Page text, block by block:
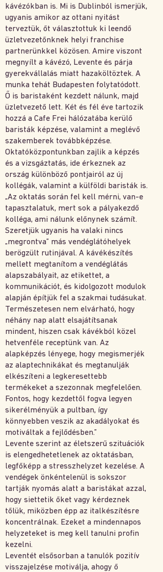
kávézókban is. Mi is Dublinból ismerjük,
ugyanis amikor az ottani nyitást
terveztük, őt választottuk ki leendő
üzletvezetőnknek helyi franchise
partnerünkkel közösen. Amire viszont
megnyílt a kávézó, Levente és párja
gyerekvállalás miatt hazaköltöztek. A
munka tehát Budapesten folytatódott.
Ő is baristaként kezdett nálunk, majd
üzletvezető lett. Két és fél éve tartozik
hozzá a Cafe Frei hálózatába kerülő
baristák képzése, valamint a meglévő
szakemberek továbbképzése.
Oktatóközpontunkban zajlik a képzés
és a vizsgáztatás, ide érkeznek az
ország különböző pontjairól az új
kollégák, valamint a külföldi baristák is.
„Az oktatás során fel kell mérni, van-e
tapasztalatuk, mert sok a pályakezdő
kolléga, ami nálunk előnynek számít.
Szeretjük ugyanis ha valaki nincs
„megrontva” más vendéglátóhelyek
berögzült rutinjával. A kávékészítés
mellett megtanítom a vendéglátás
alapszabályait, az etikettet, a
kommunikációt, és kidolgozott modulok
alapján építjük fel a szakmai tudásukat.
Természetesen nem elvárható, hogy
néhány nap alatt elsajátítsanak
mindent, hiszen csak kávékból közel
hetvenféle receptünk van. Az
alapképzés lényege, hogy megismerjék
az alaptechnikákat és megtanulják
elkészíteni a legkeresettebb
termékeket a szezonnak megfelelően.
Fontos, hogy kezdettől fogva legyen
sikerélményük a pultban, így
könnyebben veszik az akadályokat és
motiváltak a fejlődésben.”
Levente szerint az életszerű szituációk
is elengedhetetlenek az oktatásban,
legfőképp a stresszhelyzet kezelése. A
vendégek önkéntelenül is sokszor
tartják nyomás alatt a baristákat azzal,
hogy siettetik őket vagy kérdeznek
tőlük, miközben épp az italkészítésre
koncentrálnak. Ezeket a mindennapos
helyzeteket is meg kell tanulni profin
kezelni.
Leventét elsősorban a tanulók pozitív
visszajelzése motiválja, ahogy ő